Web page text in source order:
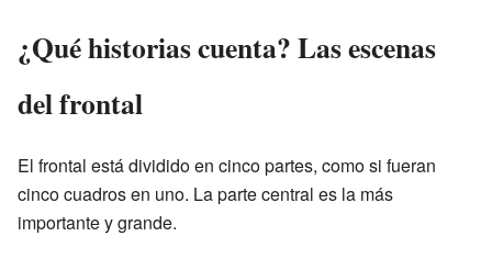
¿Qué historias cuenta? Las escenas
del frontal
El frontal está dividido en cinco partes, como si fueran
cinco cuadros en uno. La parte central es la más
importante y grande.